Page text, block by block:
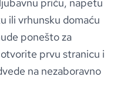
ili vrhunsku domaću
ponešto za
prvu stranicu i
na nezaboravno